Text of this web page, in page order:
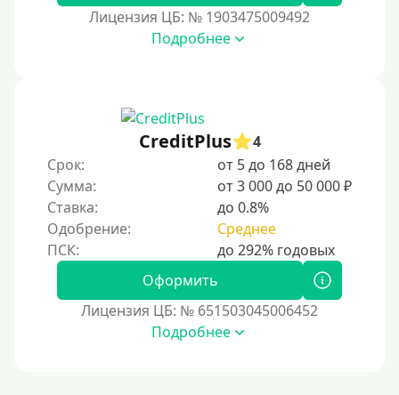
На сберкнижку
Без посещения офиса
В ломбарде
Роботы займов
Перевод средств на карту через Telegram
Бесплатное использование без списания средств с
карты.
Денежным переводом
Лицензия ЦБ: № 1903475009492
Подробнее
CreditPlus
4
Срок:
от 5 до 168 дней
Сумма:
от 3 000 до 50 000 ₽
Ставка:
до 0.8%
Одобрение:
Среднее
Оформить
Лицензия ЦБ: № 651503045006452
Подробнее